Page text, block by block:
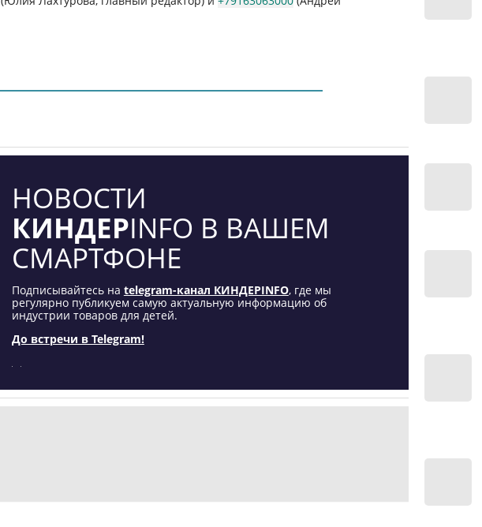
НОВОСТИ
КИНДЕРINFO В ВАШЕМ
СМАРТФОНЕ
Подписывайтесь на telegram-канал КИНДЕРINFO, где мы
регулярно публикуем самую актуальную информацию об
индустрии товаров для детей.
До встречи в Telegram!